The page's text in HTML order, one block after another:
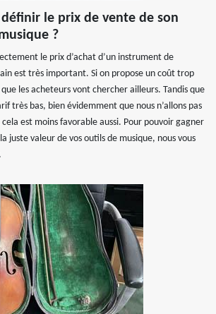
le prix de vente de son
?
le prix d’achat d’un instrument de
est très important. Si on propose un coût trop
que les acheteurs vont chercher ailleurs. Tandis que
très bas, bien évidemment que nous n’allons pas
est moins favorable aussi. Pour pouvoir gagner
juste valeur de vos outils de musique, nous vous